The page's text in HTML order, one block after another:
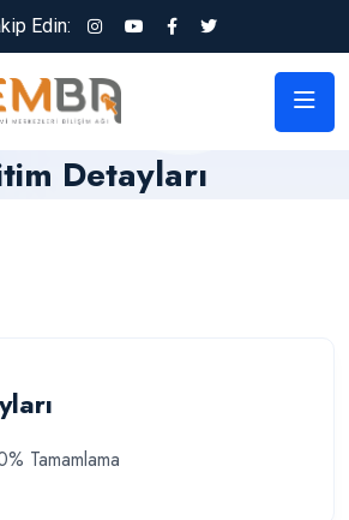
Edin:
Detayları
Tamamlama